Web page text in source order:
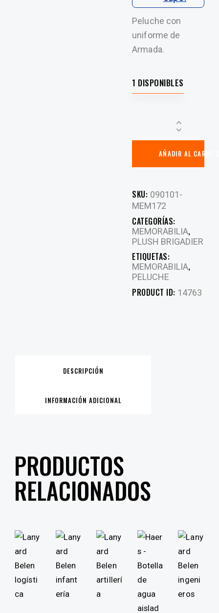
Peluche con
uniforme de
Armada.
1 DISPONIBLES
AÑADIR AL
SKU: 090101-
MEM172
CATEGORÍAS:
MEMORABILIA,
PLUSH BRIGADIER
ETIQUETAS:
MEMORABILIA,
PELUCHE
PRODUCT ID: 14763
DESCRIPCIÓN
INFORMACIÓN ADICIONAL
PRODUCTOS
RELACIONADOS